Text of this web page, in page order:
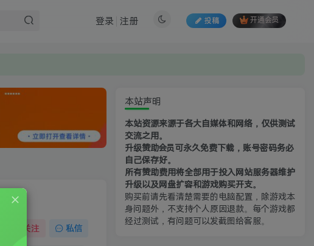
投稿 开通会员
登录 注册
关注 私信
本站声明
本站资源来源于各大自媒体和网络，仅供测试
交流之用。
升级赞助会员可永久免费下载，账号密码务必
自己保存好。
所有赞助费用将全部用于投入网站服务器维护
升级以及网盘扩容和游戏购买开支。
购买前请先看清楚需要的电脑配置，除游戏本
身问题外，不支持个人原因退款。每个游戏都
经过测试，有问题可以发截图给客服。